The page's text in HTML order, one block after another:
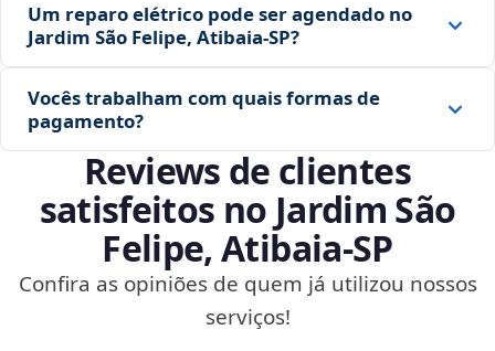
Um reparo elétrico pode ser agendado no
Jardim São Felipe, Atibaia‑SP?
Vocês trabalham com quais formas de
pagamento?
Reviews de clientes
satisfeitos no Jardim São
Felipe, Atibaia‑SP
Confira as opiniões de quem já utilizou nossos
serviços!